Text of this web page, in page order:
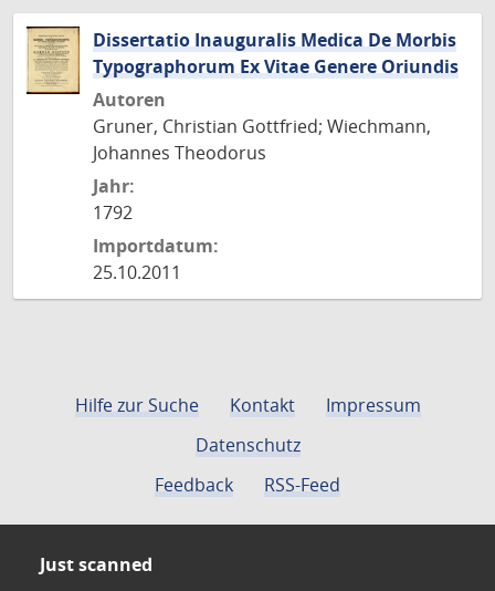
Dissertatio Inauguralis Medica De Morbis
Typographorum Ex Vitae Genere Oriundis
Autoren
Gruner, Christian Gottfried; Wiechmann,
Johannes Theodorus
Jahr:
1792
Importdatum:
25.10.2011
Hilfe zur Suche Kontakt
Impressum
Datenschutz
Feedback
RSS-Feed
Just scanned